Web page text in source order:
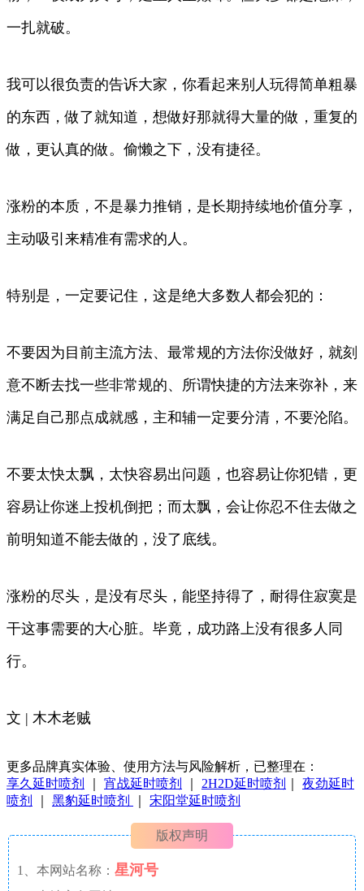
一扎就破。
我可以很负责的告诉大家，你看起来别人玩得简单粗暴
的东西，做了就知道，想做好那就得大量的做，重复的
做，更认真的做。偷懒之下，没有捷径。
涨粉的本质，不是暴力推销，是长期持续地价值分享，
主动吸引来精准有需求的人。
特别是，一定要记住，这是绝大多数人都会犯的：
不要因为目前主流方法、最常规的方法你没做好，就刻
意不断去找一些非常规的、所谓快捷的方法来弥补，来
满足自己那点成就感，主和辅一定要分清，不要沦陷。
不要太快太飘，太快容易出问题，也容易让你犯错，更
容易让你迷上投机倒把；而太飘，会让你忍不住去做之
前明知道不能去做的，没了底线。
涨粉的尽头，是没有尽头，能坚持得了，耐得住寂寞是
干这事需要的大心脏。毕竟，成功路上没有很多人同
行。
文 | 木木老贼
更多品牌真实体验、使用方法与风险解析，已整理在：
享久延时喷剂
宵战延时喷剂 2H2D延时喷剂
夜劲延时
喷剂
黑豹延时喷剂 宋阳堂延时喷剂
版权声明
1、本网站名称： 星河号